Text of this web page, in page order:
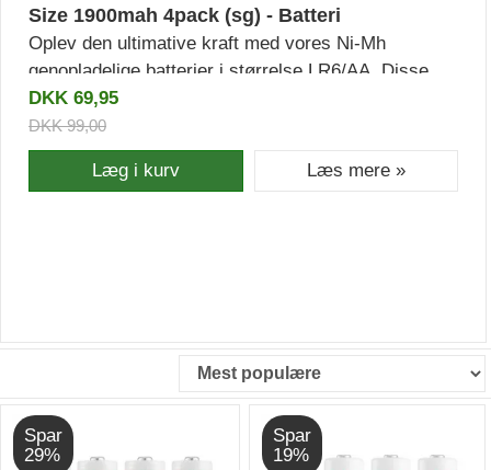
Size 1900mah 4pack (sg) - Batteri
Oplev den ultimative kraft med vores Ni-Mh
genopladelige batterier i størrelse LR6/AA. Disse
batterier er perfekte til at opfylde dine daglige
energibehov på en effektiv måde. Med en
imponerende kapacitet på 1900mAh kan du stole på,
at de holder længere og leverer den pålidelige
for batterier, da du altid kan genoplade dem igen og
igen. Spar penge og skån miljøet ved at vælge
vores genopladelige batterier i stedet for
engangsbatterier.
DKK 69,95
DKK 99,00
Læg i kurv Læs mere »
Spar
29%
Spar
19%